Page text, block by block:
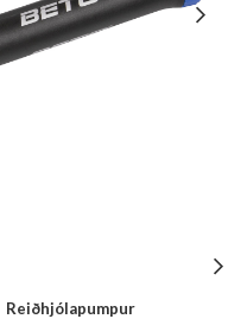
Reiðhjólapumpur